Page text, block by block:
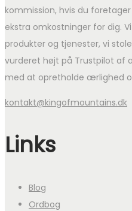
kommission, hvis du
ekstra omkostninger for dig.
produkter og tjenester, vi
vurderet højt på Trustpilot af
med at opretholde ærlighed
kontakt@kingofmountains.dk
Links
Blog
Ordbog